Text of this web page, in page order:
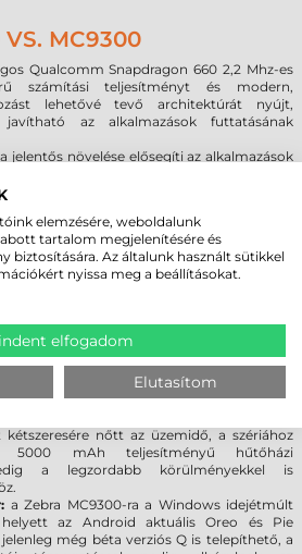
MC9300
Qualcomm Snapdragon 660 2,2 Mhz-es
számítási teljesítményt és modern,
lehetővé tevő architektúrát nyújt,
az alkalmazások futtatásának
jelentős növelése elősegíti az alkalmazások
Az MC9200-hoz képest
szolgáló flash memória mérete, ami
GB-tal bővíthető.
az MC9200 3,7” képátlójú rezisztív VGA
méretű és felbontású, kapacitív 4,3”
továbbá meggátolja a karcolások
gyakorlatilag érzéketlen üveg törés
ellenáll a leggyakoribb leejtéseknek.
mAh PowerPrecision+ akkumulátor a
kapacitásával és kiemelkedő üzemidővel
kétszeresére nőtt az üzemidő, a szériához
5000 mAh teljesítményű hűtőházi
a legzordabb körülményekkel is
a Zebra MC9300-ra a Windows idejétmúlt
az Android aktuális Oreo és Pie
még béta verziós Q is telepíthető, a
elemzésére, weboldalunk
tartalom megjelenítésére és
biztosítására. Az általunk használt sütikkel
nyissa meg a beállításokat.
elfogadom
Elutasítom